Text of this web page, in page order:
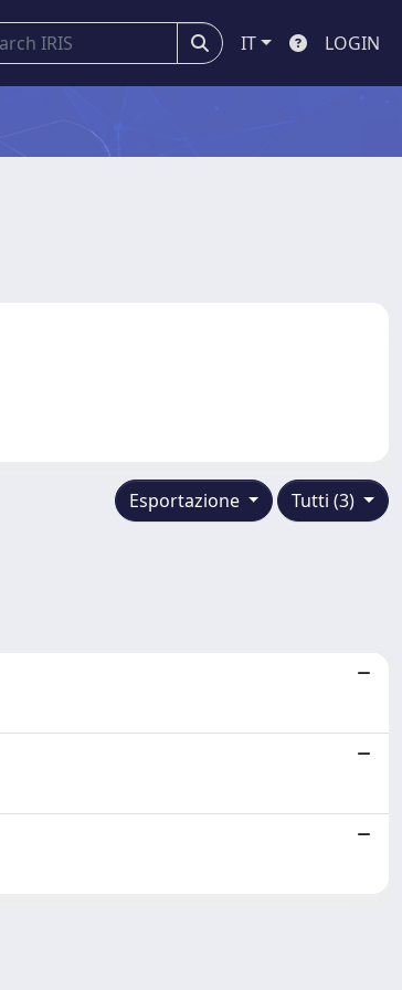
IT LOGIN
Tutti (3)
Esportazione